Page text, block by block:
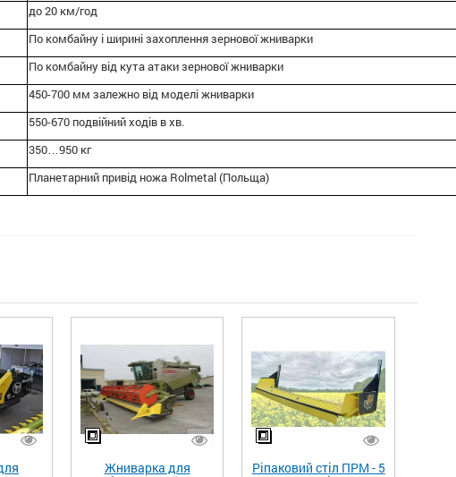
до 20 км/год
По комбайну і ширині захоплення зернової жниварки
По комбайну від кута атаки зернової жниварки
450-700 мм залежно від моделі жниварки
550-670 подвійний ходів в хв.
350…950 кг
Планетарний привід ножа Rolmetal (Польща)
Жниварка для Ріпаковий стіл ПРМ - 5